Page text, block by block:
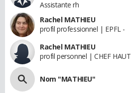
Assistante rh
Rachel MATHIEU
profil professionnel | EPFL -
Rachel MATHIEU
profil personnel | CHEF HAUT
Nom "MATHIEU"